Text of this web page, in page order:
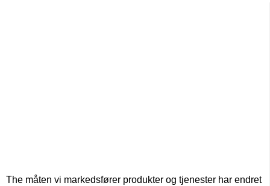
The måten vi markedsfører produkter og tjenester har endret